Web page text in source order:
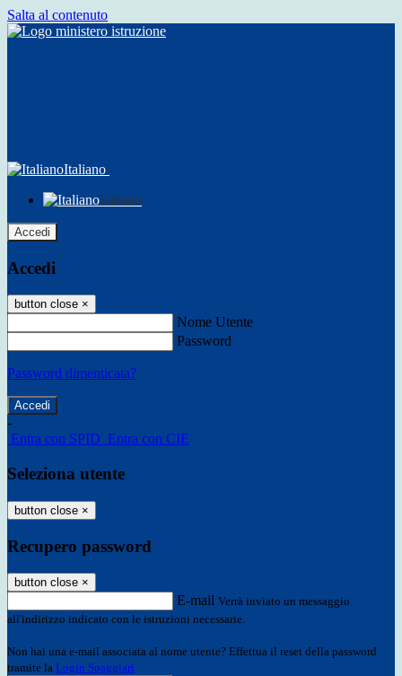
Salta al contenuto
Italiano
Italiano
Accedi
Accedi
button close ×
Nome Utente
Password
Password dimenticata?
-
Entra con SPID Entra con CIE
Seleziona utente
button close ×
Recupero password
button close ×
E-mail Verrà inviato un messaggio
all'indirizzo indicato con le istruzioni necessarie.
Non hai una e-mail associata al nome utente? Effettua il reset della password
tramite la Login Spaggiari